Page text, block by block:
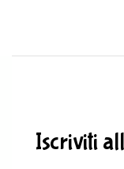
Iscriviti